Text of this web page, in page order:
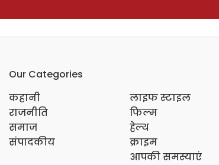
Our Categories
कहानी
राजनीति
समाज
संपादकीय
लाइफ स्टाइल
फिल्म
हेल्थ
क्राइम
आपकी समस्याएं